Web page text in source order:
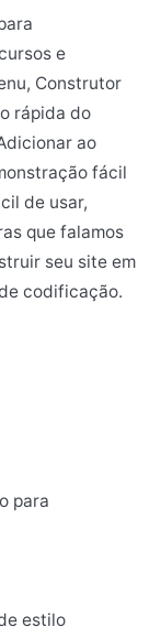
e
Construtor
rápida do
ao
fácil
de usar,
que falamos
seu site em
codificação.
para
estilo